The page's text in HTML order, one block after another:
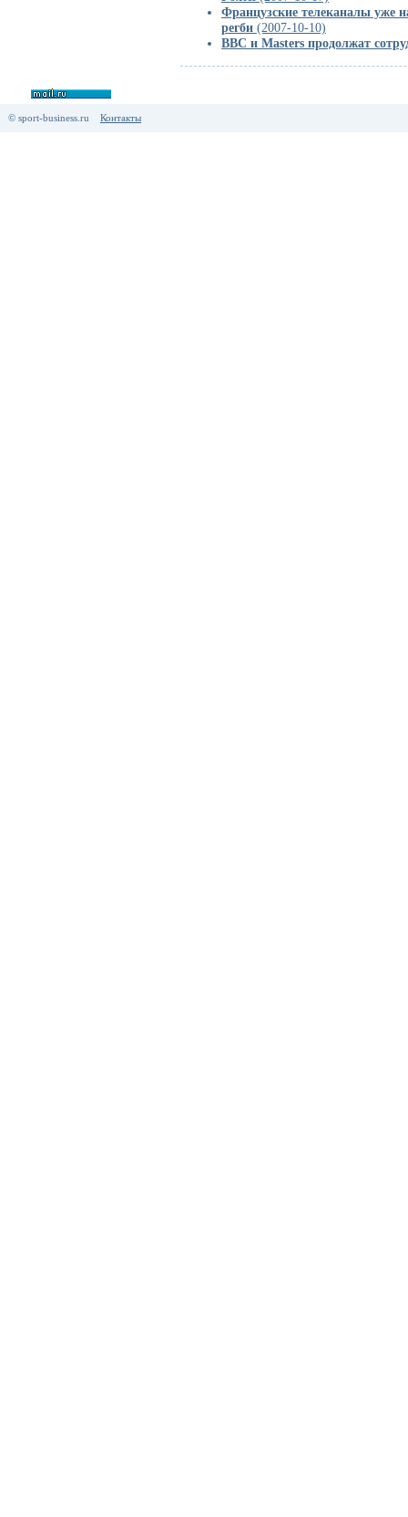
Французские телеканалы уже
регби (2007-10-10)
BBC и Masters продолжат
© sport-business.ru Контакты